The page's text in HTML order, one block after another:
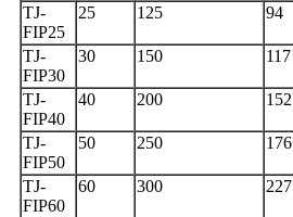
TJ-
FIP25
25 125 94
TJ-
FIP30
30 150 117
TJ-
FIP40
40 200 152
TJ-
FIP50
50 250 176
TJ-
FIP60
60 300 227